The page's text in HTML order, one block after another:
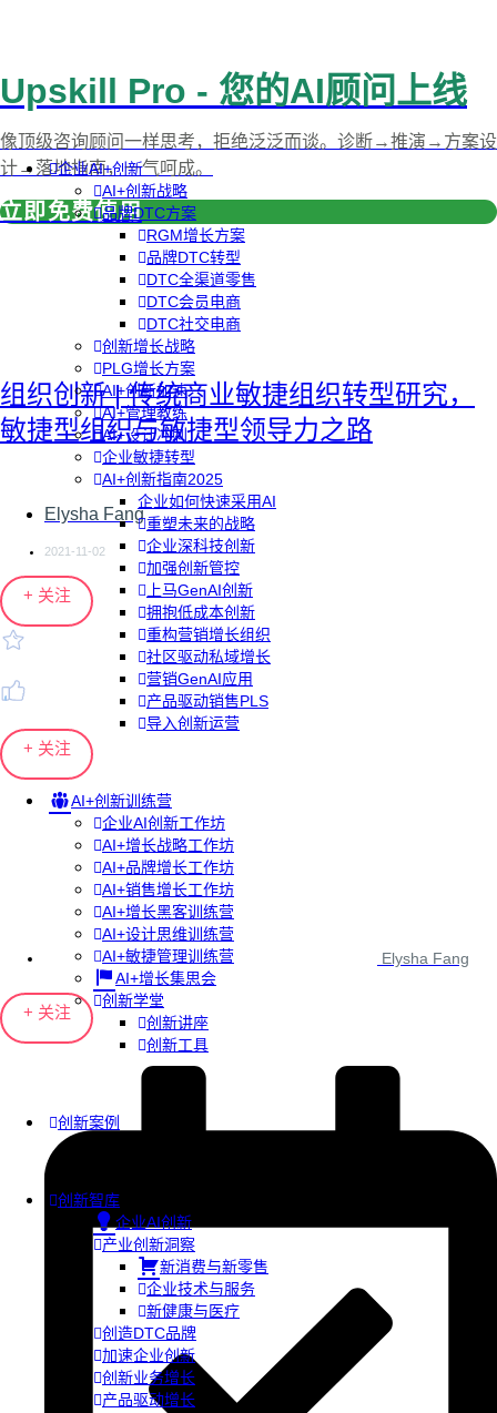
企业AI+创新
AI+创新战略
品牌DTC方案
RGM增长方案
品牌DTC转型
DTC全渠道零售
DTC会员电商
DTC社交电商
创新增长战略
PLG增长方案
AI+创新加速
AI+管理教练
AI+设计冲刺
企业敏捷转型
AI+创新指南2025
企业如何快速采用AI
重塑未来的战略
企业深科技创新
加强创新管控
上马GenAI创新
拥抱低成本创新
重构营销增长组织
社区驱动私域增长
营销GenAI应用
产品驱动销售PLS
导入创新运营
AI+创新训练营
企业AI创新工作坊
AI+增长战略工作坊
AI+品牌增长工作坊
AI+销售增长工作坊
AI+增长黑客训练营
AI+设计思维训练营
AI+敏捷管理训练营
AI+增长集思会
创新学堂
创新讲座
创新工具
创新案例
创新智库
企业AI创新
产业创新洞察
新消费与新零售
企业技术与服务
新健康与医疗
创造DTC品牌
加速企业创新
创新业务增长
产品驱动增长
Upskill Pro - 您的AI顾问上线
像顶级咨询顾问一样思考，拒绝泛泛而谈。诊断→推演→方案设
计→落地指南，一气呵成。
立即免费使用
组织创新 | 传统商业敏捷组织转型研究，
敏捷型组织与敏捷型领导力之路
Elysha Fang
2021-11-02
+ 关注
+ 关注
Elysha Fang
+ 关注